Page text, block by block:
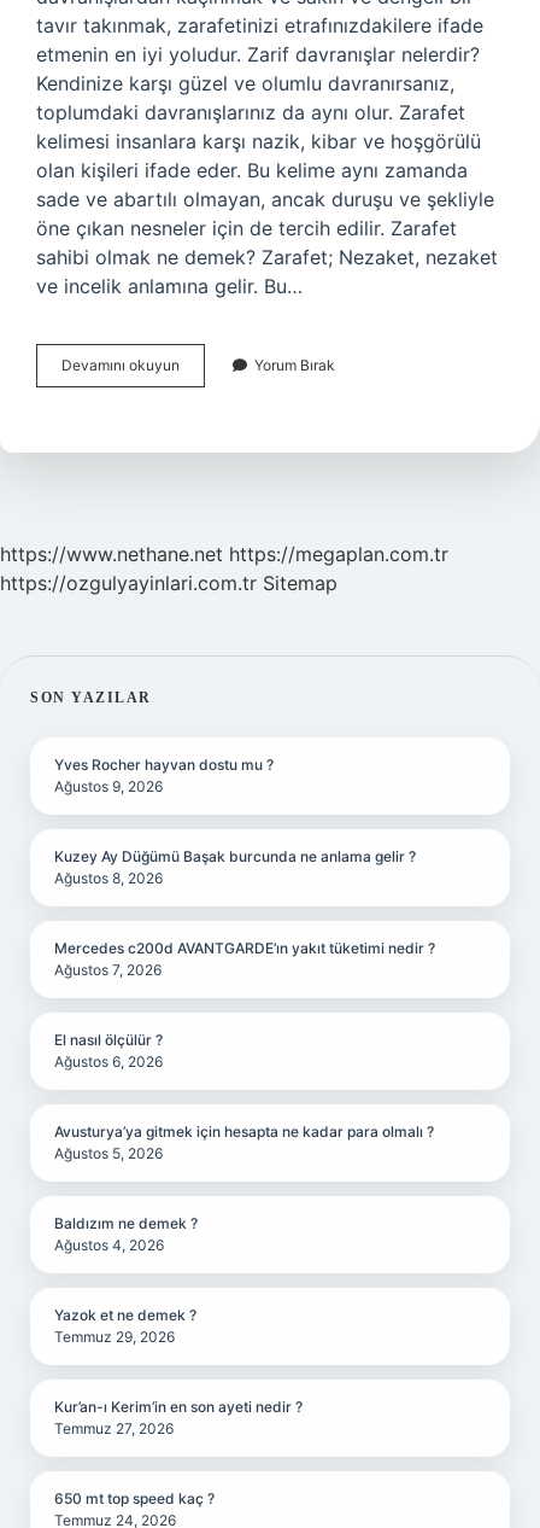
tavır takınmak, zarafetinizi etrafınızdakilere ifade
etmenin en iyi yoludur. Zarif davranışlar nelerdir?
Kendinize karşı güzel ve olumlu davranırsanız,
toplumdaki davranışlarınız da aynı olur. Zarafet
kelimesi insanlara karşı nazik, kibar ve hoşgörülü
olan kişileri ifade eder. Bu kelime aynı zamanda
sade ve abartılı olmayan, ancak duruşu ve şekliyle
öne çıkan nesneler için de tercih edilir. Zarafet
sahibi olmak ne demek? Zarafet; Nezaket, nezaket
ve incelik anlamına gelir. Bu…
Devamını okuyun
Ve
Olunur
Yorum Bırak
https://www.nethane.net https://megaplan.com.tr
https://ozgulyayinlari.com.tr Sitemap
SIDEBAR
SON YAZILAR
Yves Rocher hayvan dostu mu ?
Ağustos 9, 2026
Kuzey Ay Düğümü Başak burcunda ne anlama gelir ?
Ağustos 8, 2026
Mercedes c200d AVANTGARDE’ın yakıt tüketimi nedir ?
Ağustos 7, 2026
El nasıl ölçülür ?
Ağustos 6, 2026
Avusturya’ya gitmek için hesapta ne kadar para olmalı ?
Ağustos 5, 2026
Baldızım ne demek ?
Ağustos 4, 2026
Yazok et ne demek ?
Temmuz 29, 2026
Kur’an-ı Kerim’in en son ayeti nedir ?
Temmuz 27, 2026
650 mt top speed kaç ?
Temmuz 24, 2026